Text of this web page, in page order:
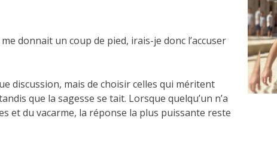
donnait un coup de pied, irais-je donc l’accuser
discussion, mais de choisir celles qui méritent
que la sagesse se tait. Lorsque quelqu’un n’a
et du vacarme, la réponse la plus puissante reste